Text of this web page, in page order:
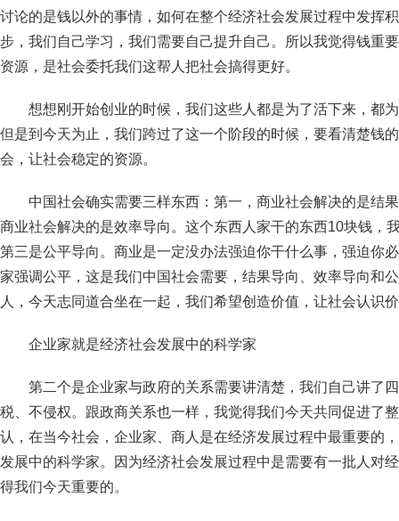
讨论的是钱以外的事情，如何在整个经济社会发展过程中发挥
步，我们自己学习，我们需要自己提升自己。所以我觉得钱重
资源，是社会委托我们这帮人把社会搞得更好。
想想刚开始创业的时候，我们这些人都是为了活下来，都
但是到今天为止，我们跨过了这一个阶段的时候，要看清楚钱
会，让社会稳定的资源。
中国社会确实需要三样东西：第一，商业社会解决的是结
商业社会解决的是效率导向。这个东西人家干的东西10块钱，
第三是公平导向。商业是一定没办法强迫你干什么事，强迫你
家强调公平，这是我们中国社会需要，结果导向、效率导向和
人，今天志同道合坐在一起，我们希望创造价值，让社会认识
企业家就是经济社会发展中的科学家
第二个是企业家与政府的关系需要讲清楚，我们自己讲了
税、不侵权。跟政商关系也一样，我觉得我们今天共同促进了
认，在当今社会，企业家、商人是在经济发展过程中最重要的
发展中的科学家。因为经济社会发展过程中是需要有一批人对
得我们今天重要的。